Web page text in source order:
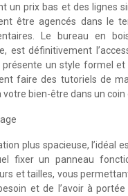
un prix bas et des lignes
être agencés dans le
Le bureau en
est définitivement
un style formel
faire des tutoriels de
bien-être dans un coin
plus spacieuse, l’idéal
fixer un panneau
et tailles, vous
et de l’avoir à